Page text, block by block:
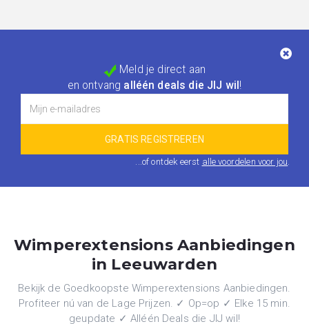
Meld je direct aan
en ontvang alléén deals die JIJ wil !
...of ontdek eerst alle voordelen voor jou.
Wimperextensions Aanbiedingen
in Leeuwarden
Bekijk de Goedkoopste Wimperextensions Aanbiedingen.
Profiteer nú van de Lage Prijzen. ✓ Op=op ✓ Elke 15 min.
geupdate ✓ Alléén Deals die JIJ wil!